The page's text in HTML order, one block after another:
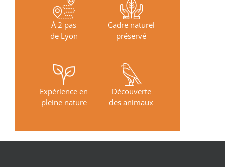
À 2 pas
de Lyon
Cadre naturel
préservé
Expérience en
pleine nature
Découverte
des animaux